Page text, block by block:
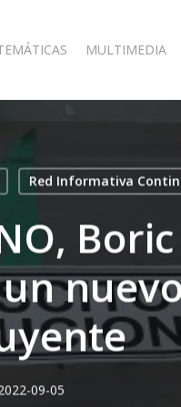
MULTIMEDIA
Red Informativa
09-05